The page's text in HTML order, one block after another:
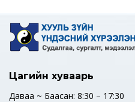
Цагийн хуваарь
Даваа ~ Баасан: 8:30 – 17:30